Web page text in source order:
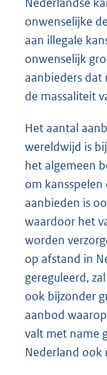
onwenselijke
aan illegale
onwenselijk
aanbieders dat
de massaliteit
Het aantal
wereldwijd is
het algemeen
om
aanbieden is
waardoor het
worden
op afstand in
gereguleerd,
ook bijzonder
aanbod
valt met name
Nederland ook